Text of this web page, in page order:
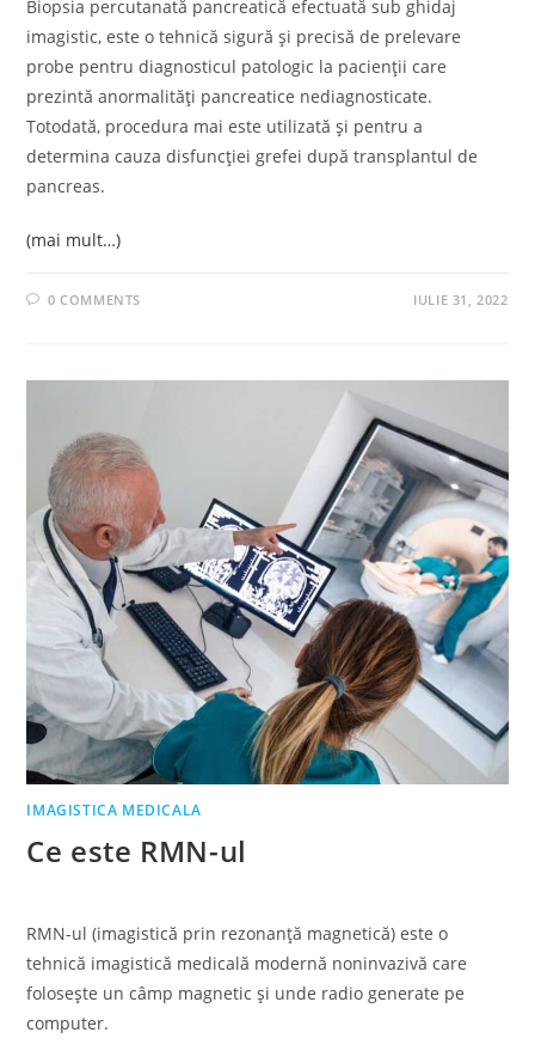
Biopsia percutanată pancreatică efectuată sub ghidaj
imagistic, este o tehnică sigură și precisă de prelevare
probe pentru diagnosticul patologic la pacienții care
prezintă anormalități pancreatice nediagnosticate.
Totodată, procedura mai este utilizată și pentru a
determina cauza disfuncției grefei după transplantul de
pancreas.
(mai mult…)
0 COMMENTS IULIE 31, 2022
IMAGISTICA MEDICALA
Ce este RMN-ul
RMN-ul (imagistică prin rezonanță magnetică) este o
tehnică imagistică medicală modernă noninvazivă care
folosește un câmp magnetic și unde radio generate pe
computer.